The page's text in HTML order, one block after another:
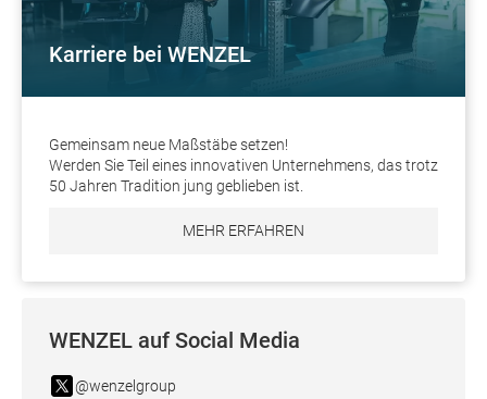
Karriere bei WENZEL
Gemeinsam neue Maßstäbe setzen!
Werden Sie Teil eines innovativen Unternehmens, das trotz
50 Jahren Tradition jung geblieben ist.
MEHR ERFAHREN
WENZEL auf Social Media
@wenzelgroup